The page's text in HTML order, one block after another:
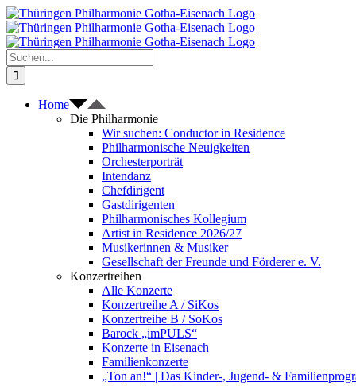
Zum
Inhalt
springen
Suche
nach:
Home
Die Philharmonie
Wir suchen: Conductor in Residence
Philharmonische Neuigkeiten
Orchesterporträt
Intendanz
Chefdirigent
Gastdirigenten
Philharmonisches Kollegium
Artist in Residence 2026/27
Musikerinnen & Musiker
Gesellschaft der Freunde und Förderer e. V.
Konzertreihen
Alle Konzerte
Konzertreihe A / SiKos
Konzertreihe B / SoKos
Barock „imPULS“
Konzerte in Eisenach
Familienkonzerte
„Ton an!“ | Das Kinder-, Jugend- &